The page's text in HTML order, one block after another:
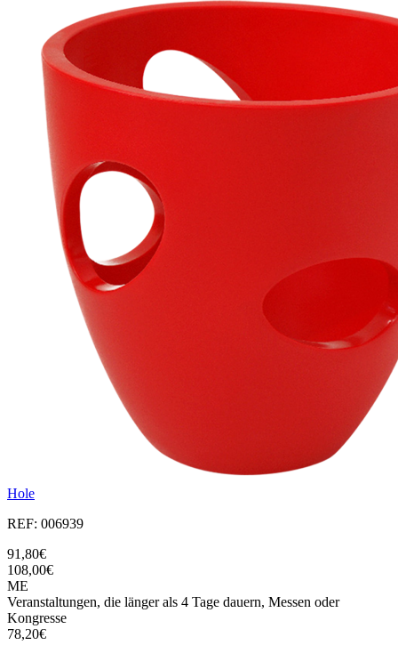
Hole
REF: 006939
91,80€
108,00€
ME
Veranstaltungen, die länger als 4 Tage dauern, Messen oder
Kongresse
78,20€